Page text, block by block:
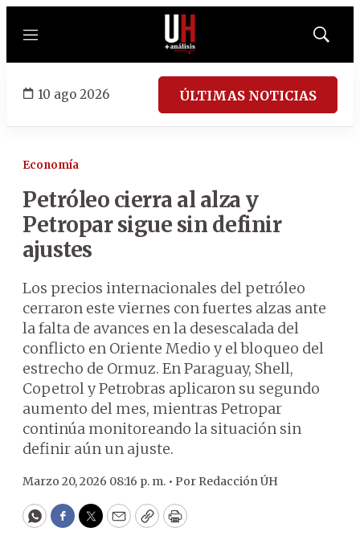
Menú
Mostrar
10 ago 2026 ÚLTIMAS NOTICIAS
Economía
Petróleo cierra al alza y
Petropar sigue sin definir
ajustes
Los precios internacionales del petróleo
cerraron este viernes con fuertes alzas ante
la falta de avances en la desescalada del
conflicto en Oriente Medio y el bloqueo del
estrecho de Ormuz. En Paraguay, Shell,
Copetrol y Petrobras aplicaron su segundo
aumento del mes, mientras Petropar
continúa monitoreando la situación sin
definir aún un ajuste.
Marzo 20, 2026 08:16 p. m. • Por Redacción ÚH
WhatsApp
Facebook
Twitter
EmailCopyPrint